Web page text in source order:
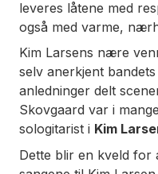
leveres låtene med
også med varme,
Kim Larsens nære
selv anerkjent
anledninger delt
Skovgaard var i
sologitarist i Kim
Dette blir en kveld for